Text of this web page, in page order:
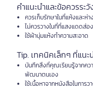
คำแนะนำและข้อควรระวั
ควรเก็บรักษาในที่แห้งและห่
ไม่ควรวางในที่ที่แสงแดดส่อ
ใช้ผ้านุ่มแห้งทำความสะอาด
Tip. เทคนิคเล็กๆ ที่แนะ
บันทึกสิ่งที่คุณเรียนรู้จากคว
พัฒนาตนเอง
ใช้เนื้อหาจากหนังสือในการ